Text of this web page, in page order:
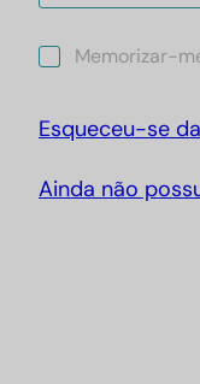
M
o
r
z
Memorizar-
Esqueceu-se
Ainda não